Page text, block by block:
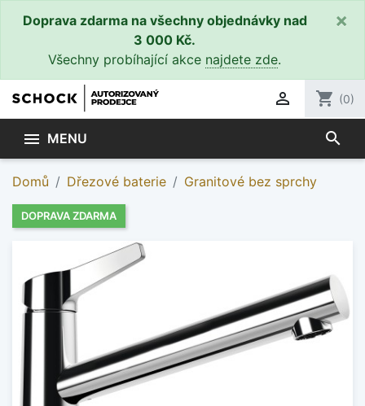
Doprava zdarma na všechny objednávky nad
3 000 Kč.
Všechny probíhající akce najdete zde.
×
 shopping_cart (0)
 MENU search
Domů Dřezové baterie Granitové bez sprchy
DOPRAVA ZDARMA